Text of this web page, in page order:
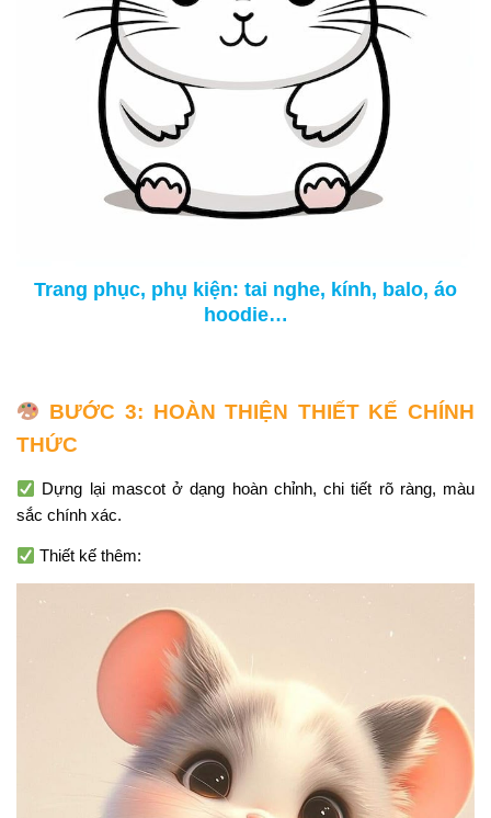
Trang phục, phụ kiện: tai nghe, kính, balo, áo
hoodie…
BƯỚC 3: HOÀN THIỆN THIẾT KẾ CHÍNH
THỨC
Dựng lại mascot ở dạng hoàn chỉnh, chi tiết rõ ràng, màu
sắc chính xác.
Thiết kế thêm: